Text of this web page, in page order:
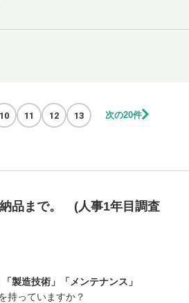
10 11 12 13 次の20件
品まで。 (人事1年目調査
製造技術」「メンテナンス」
持っていますか？